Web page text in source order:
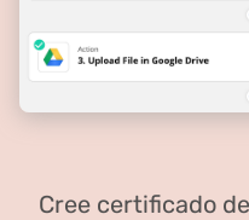
Cree certificado